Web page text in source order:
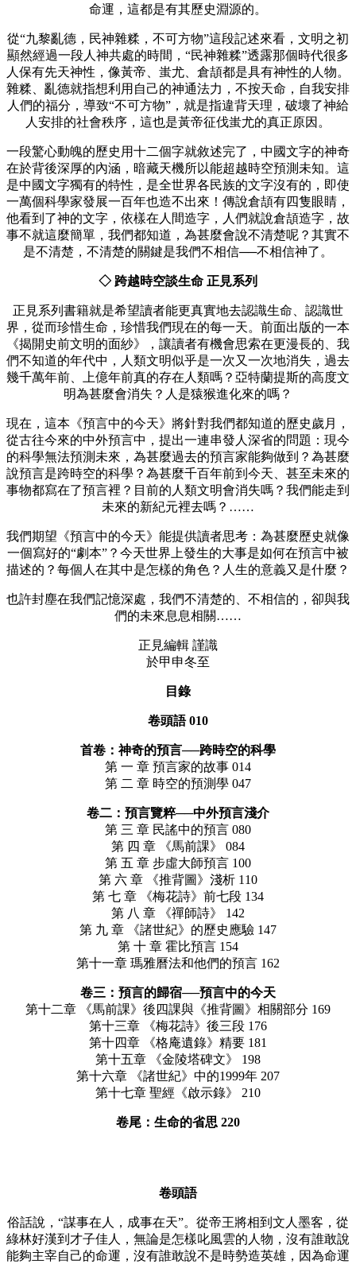
命運，這都是有其歷史淵源的。
從“九黎亂德，民神雜糅，不可方物”這段記述來看，文明之初
顯然經過一段人神共處的時間，“民神雜糅”透露那個時代很多
人保有先天神性，像黃帝、蚩尤、倉頡都是具有神性的人物。
雜糅、亂德就指想利用自己的神通法力，不按天命，自我安排
人們的福分，導致“不可方物”，就是指違背天理，破壞了神給
人安排的社會秩序，這也是黃帝征伐蚩尤的真正原因。
一段驚心動魄的歷史用十二個字就敘述完了，中國文字的神奇
在於背後深厚的內涵，暗藏天機所以能超越時空預測未知。這
是中國文字獨有的特性，是全世界各民族的文字沒有的，即使
一萬個科學家發展一百年也造不出來！傳說倉頡有四隻眼睛，
他看到了神的文字，依樣在人間造字，人們就說倉頡造字，故
事不就這麼簡單，我們都知道，為甚麼會說不清楚呢？其實不
是不清楚，不清楚的關鍵是我們不相信──不相信神了。
◇ 跨越時空談生命 正見系列
正見系列書籍就是希望讀者能更真實地去認識生命、認識世
界，從而珍惜生命，珍惜我們現在的每一天。前面出版的一本
《揭開史前文明的面紗》，讓讀者有機會思索在更漫長的、我
們不知道的年代中，人類文明似乎是一次又一次地消失，過去
幾千萬年前、上億年前真的存在人類嗎？亞特蘭提斯的高度文
明為甚麼會消失？人是猿猴進化來的嗎？
現在，這本《預言中的今天》將針對我們都知道的歷史歲月，
從古往今來的中外預言中，提出一連串發人深省的問題：現今
的科學無法預測未來，為甚麼過去的預言家能夠做到？為甚麼
說預言是跨時空的科學？為甚麼千百年前到今天、甚至未來的
事物都寫在了預言裡？目前的人類文明會消失嗎？我們能走到
未來的新紀元裡去嗎？……
我們期望《預言中的今天》能提供讀者思考：為甚麼歷史就像
一個寫好的“劇本”？今天世界上發生的大事是如何在預言中被
描述的？每個人在其中是怎樣的角色？人生的意義又是什麼？
也許封塵在我們記憶深處，我們不清楚的、不相信的，卻與我
們的未來息息相關……
正見編輯 謹識
於甲申冬至
目錄
卷頭語 010
首卷：神奇的預言──跨時空的科學
第 一 章 預言家的故事 014
第 二 章 時空的預測學 047
卷二：預言覽粹──中外預言淺介
第 三 章 民謠中的預言 080
第 四 章 《馬前課》 084
第 五 章 步虛大師預言 100
第 六 章 《推背圖》淺析 110
第 七 章 《梅花詩》前七段 134
第 八 章 《禪師詩》 142
第 九 章 《諸世紀》的歷史應驗 147
第 十 章 霍比預言 154
第十一章 瑪雅曆法和他們的預言 162
卷三：預言的歸宿──預言中的今天
第十二章 《馬前課》後四課與《推背圖》相關部分 169
第十三章 《梅花詩》後三段 176
第十四章 《格庵遺錄》精要 181
第十五章 《金陵塔碑文》 198
第十六章 《諸世紀》中的1999年 207
第十七章 聖經《啟示錄》 210
卷尾：生命的省思 220
卷頭語
俗話說，“謀事在人，成事在天”。從帝王將相到文人墨客，從
綠林好漢到才子佳人，無論是怎樣叱風雲的人物，沒有誰敢說
能夠主宰自己的命運，沒有誰敢說不是時勢造英雄，因為命運